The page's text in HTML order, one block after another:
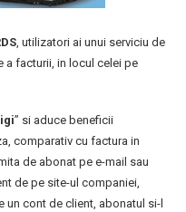
, utilizatori ai unui serviciu de
a facturii, in locul celei pe
” si aduce beneficii
comparativ cu factura in
de abonat pe e-mail sau
de pe site-ul companiei,
un cont de client, abonatul si-l